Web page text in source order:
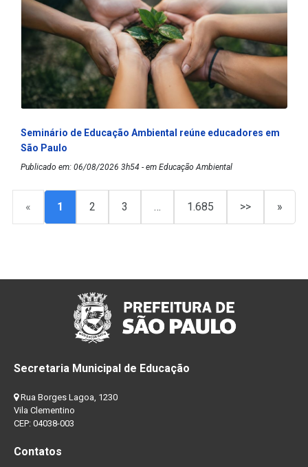
Seminário de Educação Ambiental reúne educadores em
São Paulo
Publicado em: 06/08/2026 3h54 - em Educação Ambiental
« 1 2 3 … 1.685 >> »
Secretaria Municipal de Educação
Rua Borges Lagoa, 1230
Vila Clementino
CEP: 04038-003
Contatos